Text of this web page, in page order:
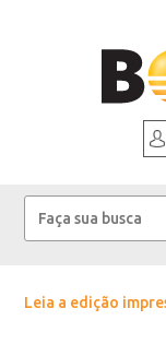
Leia a edição